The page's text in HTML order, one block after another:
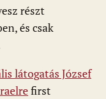
részt
és csak
látogatás József
first